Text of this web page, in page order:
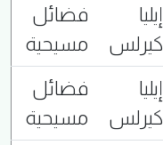
إيليا
كيرلس
فضائل
مسيحية
إيليا
كيرلس
فضائل
مسيحية